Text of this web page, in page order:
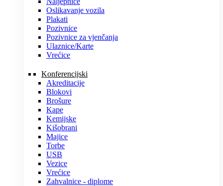
Oslikavanje vozila
Plakati
Pozivnice
Pozivnice za vjenčanja
Ulaznice/Karte
Vrećice
Konferencijski
Akreditacije
Blokovi
Brošure
Kape
Kemijske
Kišobrani
Majice
Torbe
USB
Vezice
Vrećice
Zahvalnice - diplome